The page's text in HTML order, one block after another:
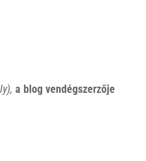
a blog vendégszerzője